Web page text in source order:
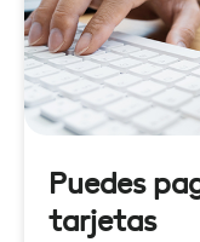
Puedes
tarjetas